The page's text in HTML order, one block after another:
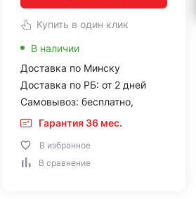
Купить в один клик
В наличии
Доставка по Минску
Доставка по РБ: от 2 дней
Самовывоз: бесплатно,
Гарантия 36 мес.
В избранное
В сравнение